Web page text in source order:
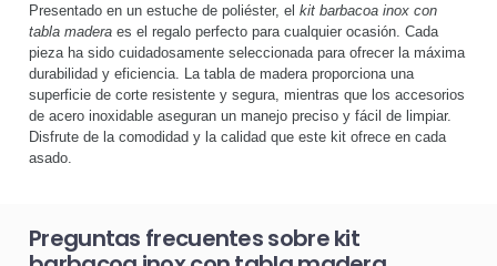
Presentado en un estuche de poliéster, el kit barbacoa inox con
tabla madera es el regalo perfecto para cualquier ocasión. Cada
pieza ha sido cuidadosamente seleccionada para ofrecer la máxima
durabilidad y eficiencia. La tabla de madera proporciona una
superficie de corte resistente y segura, mientras que los accesorios
de acero inoxidable aseguran un manejo preciso y fácil de limpiar.
Disfrute de la comodidad y la calidad que este kit ofrece en cada
asado.
Preguntas frecuentes sobre kit